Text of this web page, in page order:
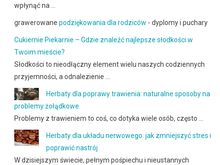
wpłynąć na …
grawerowane podziękowania dla rodziców - dyplomy i puchary
Cukiernie Piekarnie – Gdzie znaleźć najlepsze słodkości w
Twoim mieście?
Słodkości to nieodłączny element wielu naszych codziennych
przyjemności, a odnalezienie …
Herbaty dla poprawy trawienia: naturalne sposoby na
problemy żołądkowe
Problemy z trawieniem to coś, co dotyka wiele osób, często …
Herbaty dla układu nerwowego: jak zmniejszyć stres i
poprawić nastrój
W dzisiejszym świecie, pełnym pośpiechu i nieustannych